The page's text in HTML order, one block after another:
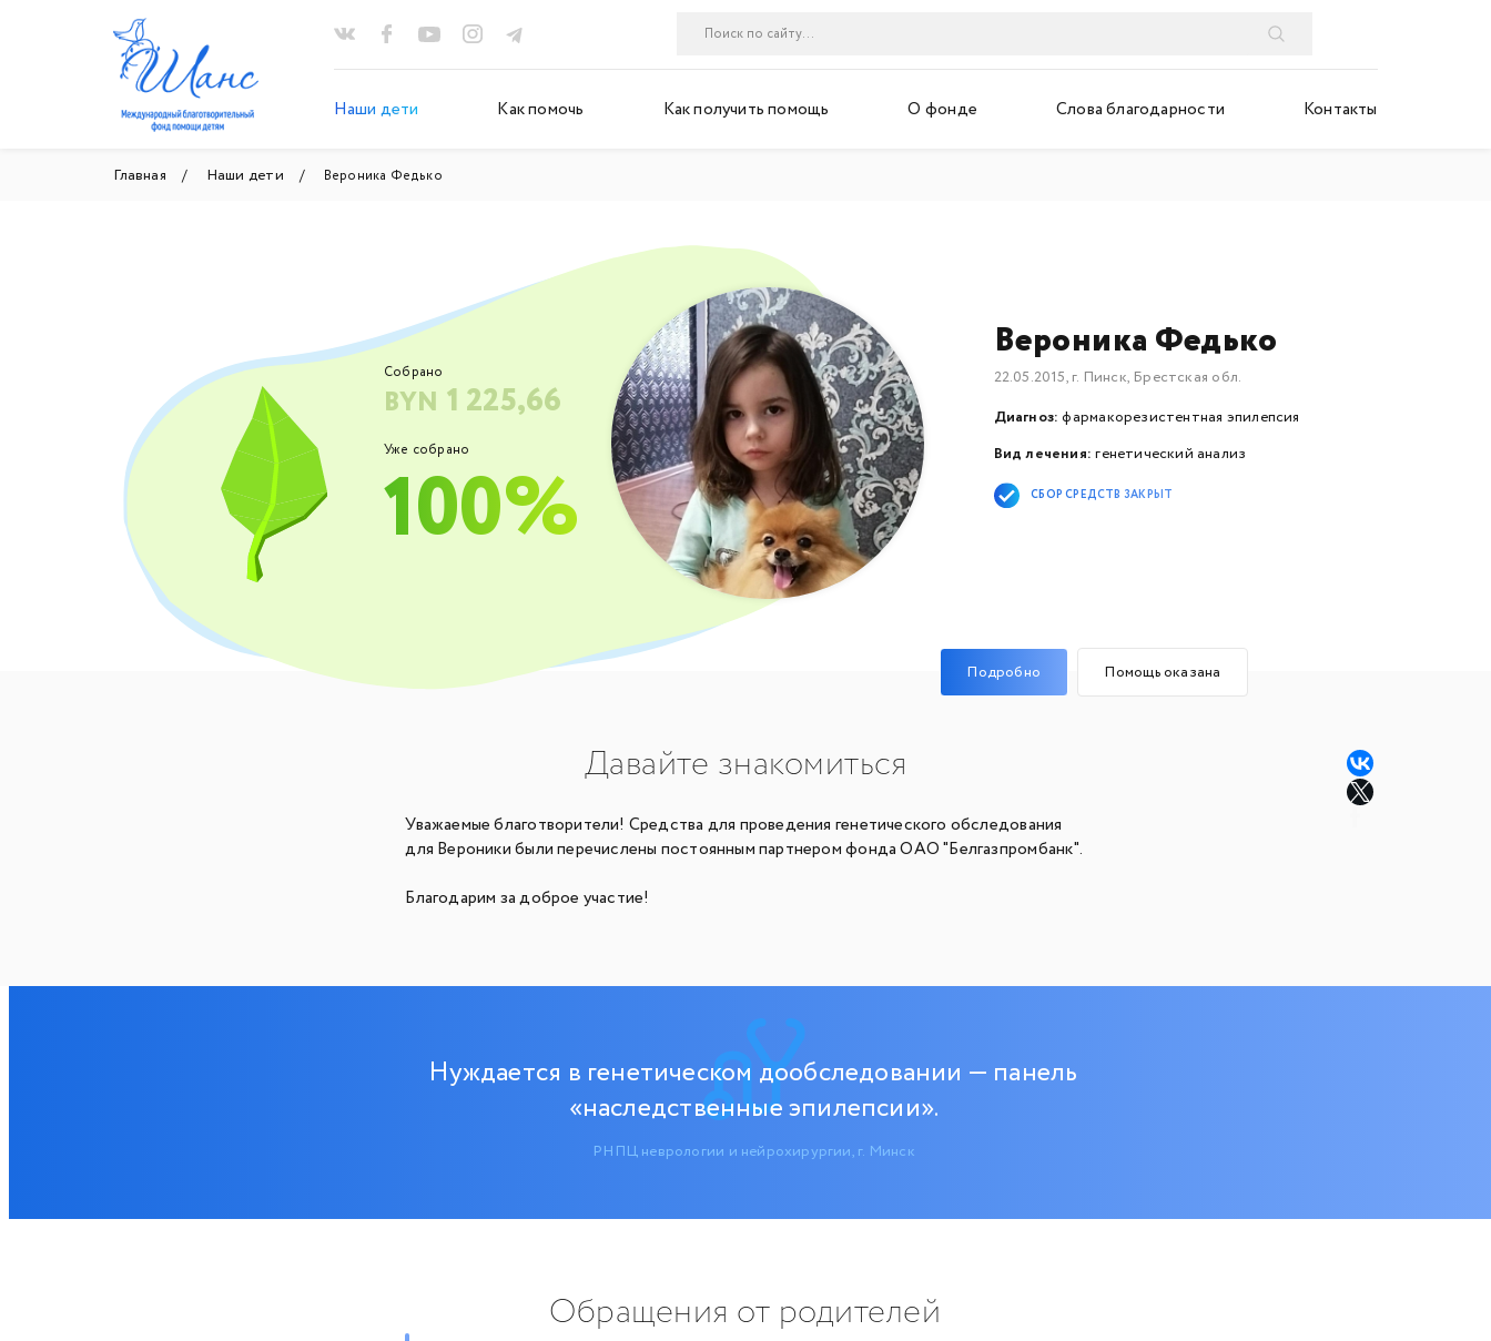
Наши дети Как помочь Как получить помощь О фонде Слова благодарности Контакты
Главная Наши дети Вероника Федько
Собрано
BYN 1 225,66
Уже собрано
100%
Вероника Федько
22.05.2015, г. Пинск, Брестская обл.
Диагноз: фармакорезистентная эпилепсия
Вид лечения: генетический анализ
СБОР СРЕДСТВ ЗАКРЫТ
Подробно Помощь оказана
Давайте знакомиться
Уважаемые благотворители! Средства для проведения генетического обследования
для Вероники были перечислены постоянным партнером фонда ОАО "Белгазпромбанк".
Благодарим за доброе участие!
Нуждается в генетическом дообследовании — панель
«наследственные эпилепсии».
РНПЦ неврологии и нейрохирургии, г. Минск
Обращения от родителей